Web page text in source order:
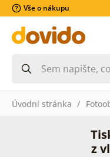
Vše o nákupu
Úvodní stránka
z